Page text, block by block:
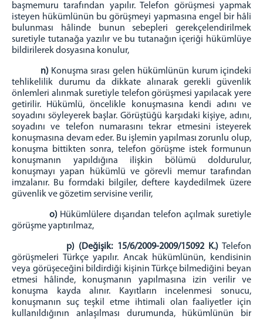
başmemuru tarafından yapılır. Telefon görüşmesi yapmak
isteyen hükümlünün bu görüşmeyi yapmasına engel bir hâli
bulunması hâlinde bunun sebepleri gerekçelendirilmek
suretiyle tutanağa yazılır ve bu tutanağın içeriği hükümlüye
bildirilerek dosyasına konulur,
n)Konuşma sırası gelen hükümlünün kurum içindeki
tehlikelilik durumu da dikkate alınarak gerekli güvenlik
önlemleri alınmak suretiyle telefon görüşmesi yapılacak yere
getirilir. Hükümlü, öncelikle konuşmasına kendi adını ve
soyadını söyleyerek başlar. Görüştüğü karşıdaki kişiye, adını,
soyadını ve telefon numarasını tekrar etmesini isteyerek
konuşmasına devam eder. Bu işlemin yapılması zorunlu olup,
konuşma bittikten sonra, telefon görüşme istek formunun
konuşmanın yapıldığına ilişkin bölümü doldurulur,
konuşmayı yapan hükümlü ve görevli memur tarafından
imzalanır. Bu formdaki bilgiler, deftere kaydedilmek üzere
güvenlik ve gözetim servisine verilir,
o)Hükümlülere dışarıdan telefon açılmak suretiyle
görüşme yaptırılmaz,
p) (Değişik: 15/6/2009-2009/15092 K.)Telefon
görüşmeleri Türkçe yapılır. Ancak hükümlünün, kendisinin
veya görüşeceğini bildirdiği kişinin Türkçe bilmediğini beyan
etmesi hâlinde, konuşmanın yapılmasına izin verilir ve
konuşma kayda alınır. Kayıtların incelenmesi sonucu,
konuşmanın suç teşkil etme ihtimali olan faaliyetler için
kullanıldığının anlaşılması durumunda, hükümlünün bir